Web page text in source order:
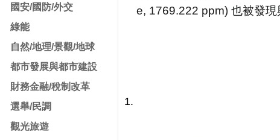
國安/國防/外交
綠能
自然/地理/景觀/地球
都市發展與都市建設
財務金融/稅制改革
選舉/民調
觀光旅遊
e, 1769.222 ppm) 也被發現